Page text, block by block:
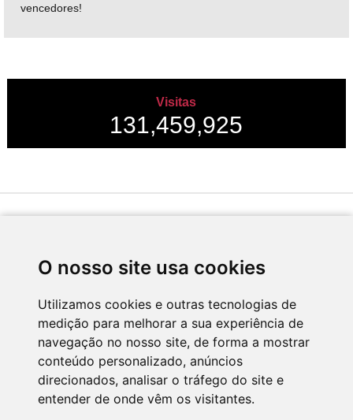
O nosso site usa cookies
Utilizamos cookies e outras tecnologias de
medição para melhorar a sua experiência de
navegação no nosso site, de forma a mostrar
conteúdo personalizado, anúncios
direcionados, analisar o tráfego do site e
entender de onde vêm os visitantes.
vencedores!
Visitas
131,459,925